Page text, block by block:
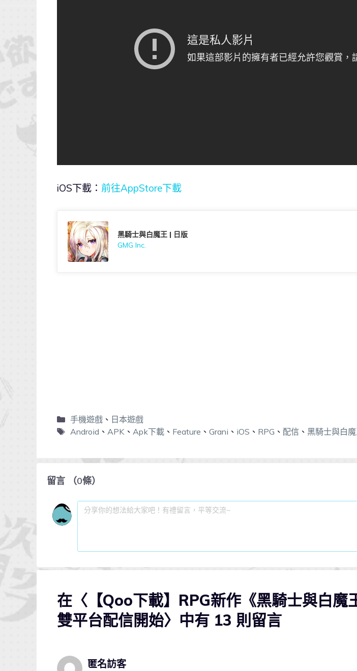
iOS下載： 前往AppStore下載
黑騎士與白魔王 | 日版
GMG Inc.
手機遊戲、 日本遊戲
Android 、 APK、 Apk下載、 Feature 、 Grani 、 iOS 、 RPG 、 配信、 黑騎士與白
留言 （0條）
在〈【Qoo下載】RPG新作《黑騎士與白
雙平台配信開始〉中有 13 則留言
匿名訪客